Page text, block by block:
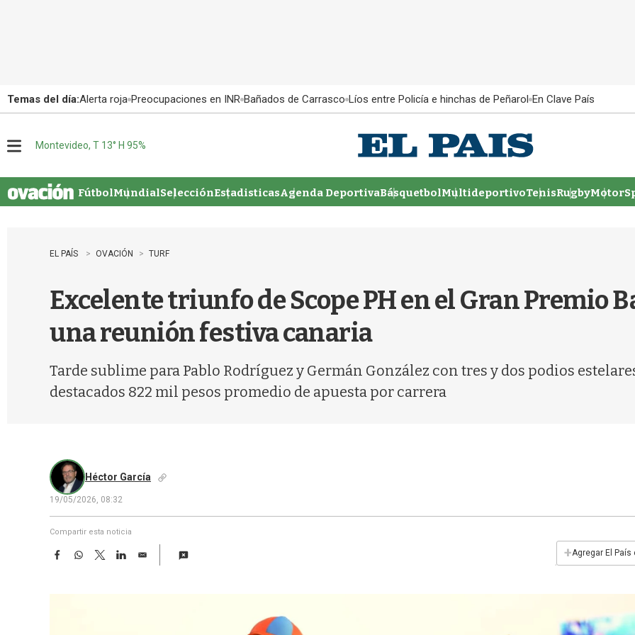
Temas del día:Alerta roja Preocupaciones en INR Bañados de Carrasco Líos entre Policía e hinchas de Peñarol En Clave País
u
Montevideo, T 13° H 95%
FútbolMundialSelecciónEstadisticasAgenda DeportivaBásquetbolMultideportivoTenisRugby
EL PAÍS OVACIÓN TURF
Excelente triunfo de Scope PH en el Gran Premio
una reunión festiva canaria
Tarde sublime para Pablo Rodríguez y Germán González con tres y dos podios
destacados 822 mil pesos promedio de apuesta por carrera
Héctor García
19/05/2026, 08:32
Compartir esta noticia
F
W
T
w
L
E
+Agregar El País